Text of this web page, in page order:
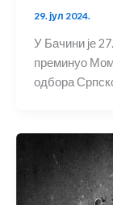
29. јул 2024.
У Бачини је
преминуо
одбора